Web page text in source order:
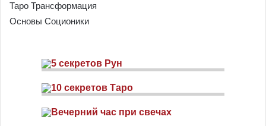
Таро Трансформация
Основы Соционики